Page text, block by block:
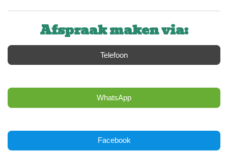
Afspraak maken via:
Telefoon
WhatsApp
Facebook